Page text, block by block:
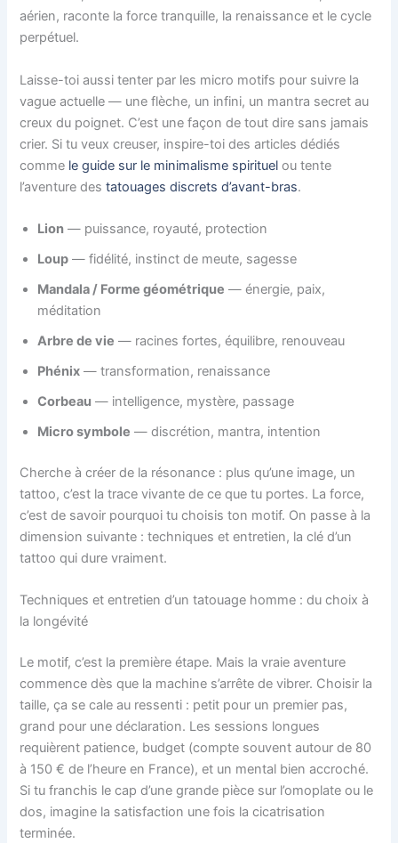
aérien, raconte la force tranquille, la renaissance et le cycle
perpétuel.
Laisse-toi aussi tenter par les micro motifs pour suivre la
vague actuelle — une flèche, un infini, un mantra secret au
creux du poignet. C’est une façon de tout dire sans jamais
crier. Si tu veux creuser, inspire-toi des articles dédiés
comme le guide sur le minimalisme spirituel ou tente
l’aventure destatouages discrets d’avant-bras.
Lion — puissance, royauté, protection
Loup — fidélité, instinct de meute, sagesse
Mandala / Forme géométrique — énergie, paix,
méditation
Arbre de vie — racines fortes, équilibre, renouveau
Phénix — transformation, renaissance
Corbeau — intelligence, mystère, passage
Micro symbole — discrétion, mantra, intention
Cherche à créer de la résonance : plus qu’une image, un
tattoo, c’est la trace vivante de ce que tu portes. La force,
c’est de savoir pourquoi tu choisis ton motif. On passe à la
dimension suivante : techniques et entretien, la clé d’un
tattoo qui dure vraiment.
Techniques et entretien d’un tatouage homme : du choix à
la longévité
Le motif, c’est la première étape. Mais la vraie aventure
commence dès que la machine s’arrête de vibrer. Choisir la
taille, ça se cale au ressenti : petit pour un premier pas,
grand pour une déclaration. Les sessions longues
requièrent patience, budget (compte souvent autour de 80
à 150 € de l’heure en France), et un mental bien accroché.
Si tu franchis le cap d’une grande pièce sur l’omoplate ou le
dos, imagine la satisfaction une fois la cicatrisation
terminée.